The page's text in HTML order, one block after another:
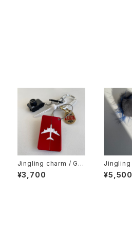
Jingling charm / GO
OG LUCK & CAMER
A CHARM / RED
¥3,700
Jingling
MPON
CHARM
¥5,500